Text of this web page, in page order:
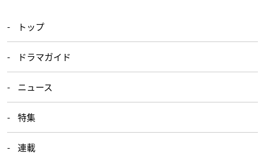
トップ
ドラマガイド
ニュース
特集
連載